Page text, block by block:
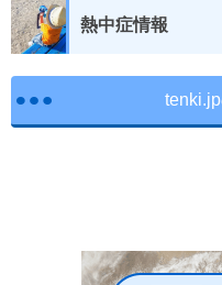
熱中症情報